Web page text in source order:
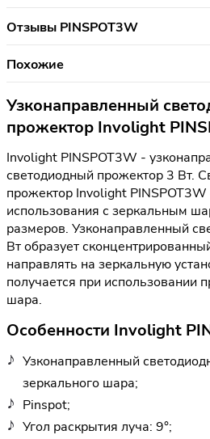
Отзывы PINSPOT3W
Похожие
Узконаправленный
прожектор Involight
Involight PINSPOT3W -
светодиодный прожектор 3 Вт.
прожектор Involight PINSPOT3W
использования с зеркальным
размеров. Узконаправленный
Вт образует
направлять на зеркальную
получается при использовании
шара.
Особенности Involight
Узконаправленный
зеркального шара;
Pinspot;
Угол раскрытия луча: 9°;